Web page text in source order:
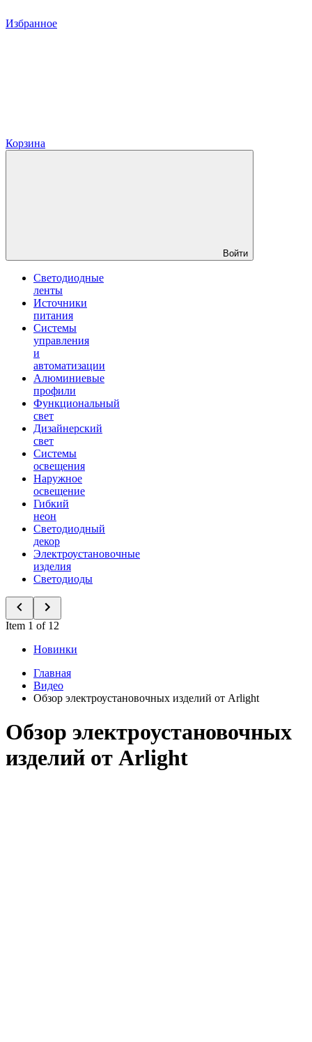
Избранное
Корзина
Войти
Светодиодные
ленты
Источники
питания
Системы
управления
и
автоматизации
Алюминиевые
профили
Функциональный
свет
Дизайнерский
свет
Системы
освещения
Наружное
освещение
Гибкий
неон
Светодиодный
декор
Электроустановочные
изделия
Светодиоды
Item 1 of 12
Новинки
Главная
Видео
Обзор электроустановочных изделий от Arlight
Обзор электроустановочных
изделий от Arlight